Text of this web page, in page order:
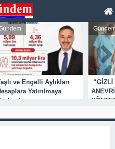
Gündem
“GİZLİ KANSER” AORT
ANEVRİZMASI KAPALI
YÖNTEMLE TEDAVİ EDİLDİ